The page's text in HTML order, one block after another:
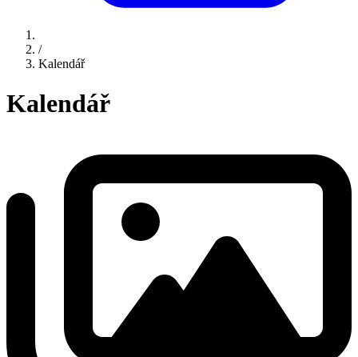
/
Kalendář
Kalendář